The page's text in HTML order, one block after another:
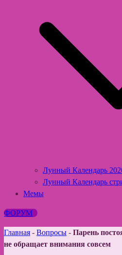
Лунный Календарь
Лунный Календарь
Мемы
ФОРУМ
Главная - Вопросы - Парень
не обращает внимания совсем